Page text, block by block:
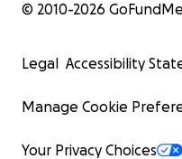
© 2010-2026 GoFundMe
Legal Accessibility
Manage Cookie
Your Privacy Choices